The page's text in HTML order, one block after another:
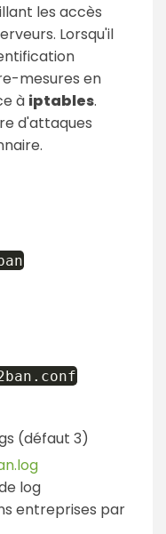
les accès
Lorsqu'il
mesures en
à iptables.
d'attaques
(défaut 3)
log
entreprises par